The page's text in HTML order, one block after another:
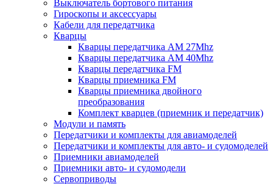
Выключатель бортового питания
Гироскопы и аксессуары
Кабели для передатчика
Кварцы
Кварцы передатчика AM 27Mhz
Кварцы передатчика AM 40Mhz
Кварцы передатчика FM
Кварцы приемника FM
Кварцы приемника двойного
преобразования
Комплект кварцев (приемник и передатчик)
Модули и память
Передатчики и комплекты для авиамоделей
Передатчики и комплекты для авто- и судомоделей
Приемники авиамоделей
Приемники авто- и судомодели
Сервоприводы